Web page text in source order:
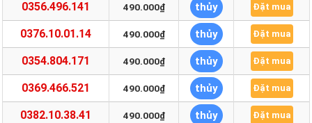
0356.496.141 490.000₫ thủy Đặt mua
0376.10.01.14 490.000₫ thủy Đặt mua
0354.804.171 490.000₫ thủy Đặt mua
0369.466.521 490.000₫ thủy Đặt mua
0382.10.38.41 490.000₫ thủy Đặt mua